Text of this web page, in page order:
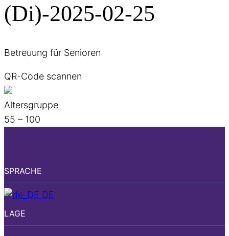
(Di)-2025-02-25
Betreuung für Senioren
QR-Code scannen
Altersgruppe
55 – 100
SPRACHE
DE
LAGE